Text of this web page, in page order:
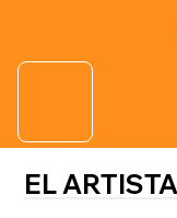
EL